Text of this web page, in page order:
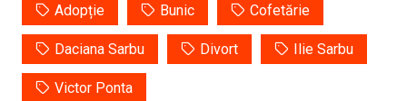
Adopție Bunic Cofetărie
Daciana Sarbu Divort Ilie Sarbu
Victor Ponta